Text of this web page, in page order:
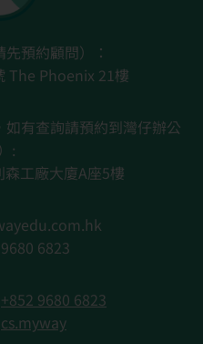
預約顧問）：
The Phoenix 21樓
有查詢請預約到灣仔辦公
:
工廠大廈A座5樓
6823
+852 9680 6823
cs.myway